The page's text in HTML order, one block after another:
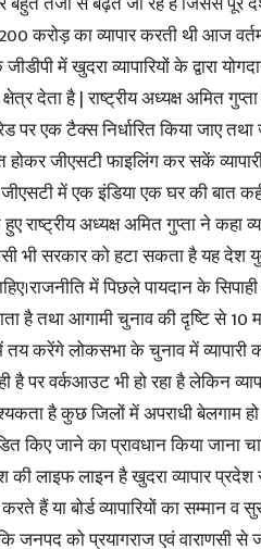
करोड़ का व्यापार करती थी आज
में खुदरा व्यापारियों के द्वारा
देता है | राष्ट्रीय अध्यक्ष अमित
एक टैक्स निर्धारित किया जाए
जीएसटी फाइलिंग कर सकें
जीएसटी में एक इंडिया एक घर की बात
राष्ट्रीय अध्यक्ष अमित गुप्ता ने कहा
भी सरकार को हटा सकता है यह देश
में पिछले पायदान के
है तथा आगामी चुनाव की दृष्टि से 10
करेंगे लोकसभा के चुनाव में व्यापारी
है पर वर्कआउट भी हो रहा है लेकिन
है कुछ जिलों में अपराधी बेलगाम हो
जाने का प्रावधान किया जाना
लाइफ लाइन है खुदरा व्यापार प्रदेश
या बोर्ड व्यापारियों का सम्मान व
जनपद को प्रयागराज एवं वाराणसी